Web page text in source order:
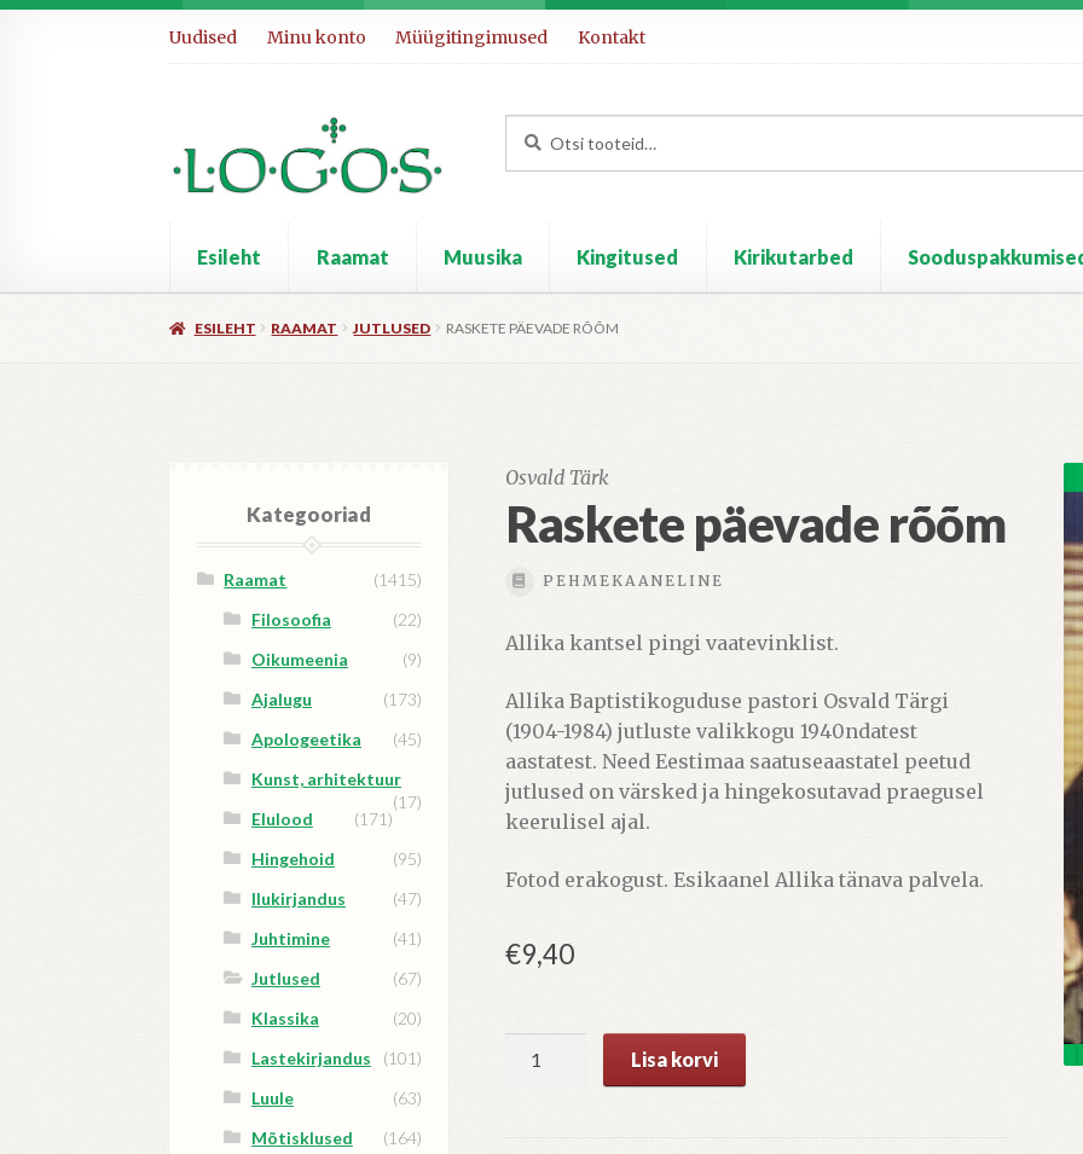
Liigu
Liigu
Uudised Minu konto Müügitingimused Kontakt
Esileht Raamat Muusika Kingitused Kirikutarbed
ESILEHT RAAMAT JUTLUSED RASKETE PÄEVADE RÕÕM
Osvald Tärk
Raskete päevade rõõm
PEHMEKAANELINE
Allika kantsel pingi vaatevinklist.
Allika Baptistikoguduse pastori Osvald Tärgi
(1904-1984) jutluste valikkogu 1940ndatest
aastatest. Need Eestimaa saatuseaastatel peetud
jutlused on värsked ja hingekosutavad praegusel
keerulisel ajal.
Fotod erakogust. Esikaanel Allika tänava palvela.
€9,40
kogus
Lisa korvi
Kategooriad
Raamat
(1415)
Filosoofia
(22)
Oikumeenia
(9)
Ajalugu
(173)
Apologeetika
(45)
Kunst, arhitektuur
(17)
Elulood
(171)
Hingehoid
(95)
Ilukirjandus
(47)
Juhtimine
(41)
Jutlused
(67)
Klassika
(20)
Lastekirjandus
(101)
Luule
(63)
Mõtisklused
(164)